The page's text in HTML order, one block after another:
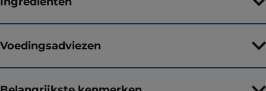
Voedingsadviezen